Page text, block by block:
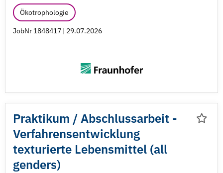
Ökotrophologie
JobNr 1848417 | 29.07.2026
Praktikum /Abschlussarbeit -
Verfahrensentwicklung
texturierte Lebensmittel (all
genders)